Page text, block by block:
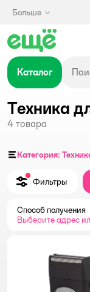
Больше
Каталог
Техника
4 товара
Категория:
Фильтры
Способ получения
Выберите адрес